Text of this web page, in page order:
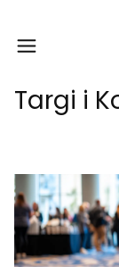
Targi i